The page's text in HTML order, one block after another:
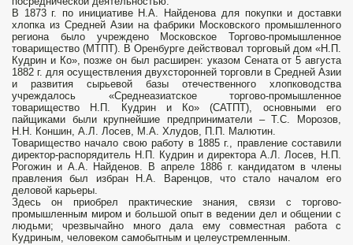
В 1873 г. по инициативе Н.А. Найденова для покупки и доставки
хлопка из Средней Азии на фабрики Московского промышленного
региона было учреждено Московское Торгово-промышленное
товарищество (МТПТ). В Оренбурге действовал торговый дом «Н.П.
Кудрин и Ко», позже он был расширен: указом Сената от 5 августа
1882 г. для осуществления двухсторонней торговли в Средней Азии
и развития сырьевой базы отечественного хлопководства
учреждалось «Среднеазиатское торгово-промышленное
товарищество Н.П. Кудрин и Ко» (САТПТ), основными его
пайщиками были крупнейшие предприниматели – Т.С. Морозов,
Н.Н. Коншин, А.Л. Лосев, М.А. Хлудов, П.П. Малютин.
Товарищество начало свою работу в 1885 г., правление составили
директор-распорядитель Н.П. Кудрин и директора А.Л. Лосев, Н.П.
Рогожин и А.А. Найденов. В апреле 1886 г. кандидатом в члены
правления был избран Н.А. Варенцов, что стало началом его
деловой карьеры.
Здесь он приобрел практические знания, связи с торгово-
промышленным миром и большой опыт в ведении дел и общении с
людьми; чрезвычайно много дала ему совместная работа с
Кудриным, человеком самобытным и целеустремленным.